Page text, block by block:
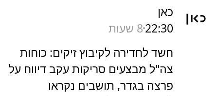
כאן
22:308 שעות
חשד לחדירה לקיבוץ זיקים: כוחות
צה"ל מבצעים סריקות עקב דיווח על
פרצה בגדר, תושבים נקראו